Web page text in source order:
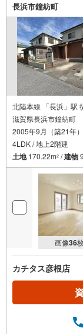
長浜市鐘紡町
北陸本線 「長浜」駅
滋賀県長浜市鐘紡町
2005年9月（築21年）
4LDK / 地上2階建
土地170.22m2 /建物
画像36
カチタス彦根店